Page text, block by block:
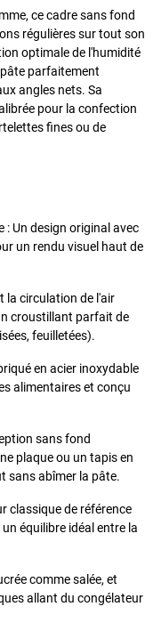
ce cadre sans fond
régulières sur tout son
optimale de l'humidité
parfaitement
angles nets. Sa
pour la confection
fines ou de
Un design original avec
un rendu visuel haut de
la circulation de l'air
croustillant parfait de
feuilletées).
en acier inoxydable
alimentaires et conçu
sans fond
plaque ou un tapis en
sans abîmer la pâte.
classique de référence
équilibre idéal entre la
comme salée, et
allant du congélateur